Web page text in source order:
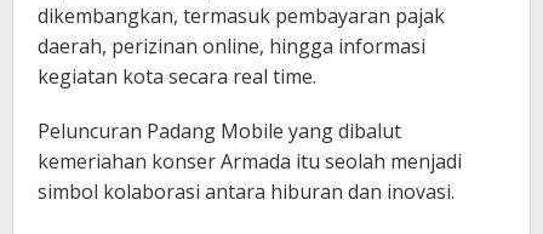
dikembangkan, termasuk pembayaran pajak
daerah, perizinan online, hingga informasi
kegiatan kota secara real time.
Peluncuran Padang Mobile yang dibalut
kemeriahan konser Armada itu seolah menjadi
simbol kolaborasi antara hiburan dan inovasi.